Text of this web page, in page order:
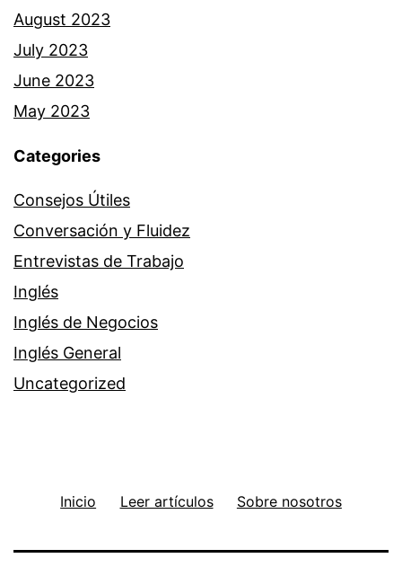
August 2023
July 2023
June 2023
May 2023
Categories
Consejos Útiles
Conversación y Fluidez
Entrevistas de Trabajo
Inglés
Inglés de Negocios
Inglés General
Uncategorized
Inicio Leer artículos Sobre nosotros